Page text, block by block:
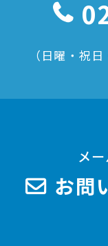
（日曜・祝
メ
お問